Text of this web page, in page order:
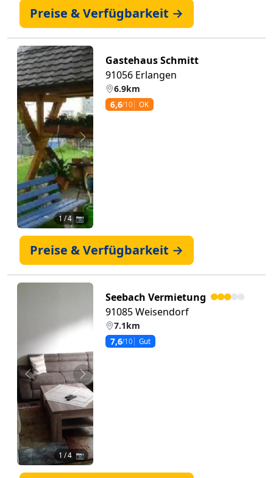
Preise & Verfügbarkeit →
Zurück Weiter
1 / 4 📷
Gastehaus Schmitt
91056 Erlangen
6.9km
6,6/10 OK
Preise & Verfügbarkeit →
Zurück Weiter
1 / 4 📷
Seebach Vermietung
91085 Weisendorf
7.1km
7,6/10 Gut